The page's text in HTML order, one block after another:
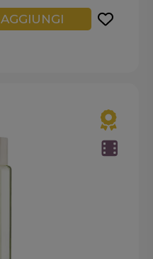
AGGIUNGI